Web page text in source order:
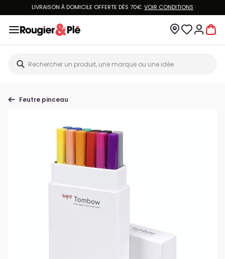
LIVRAISON À DOMICILE OFFERTE DÈS 70€.VOIR CONDITIONS
Feutre pinceau